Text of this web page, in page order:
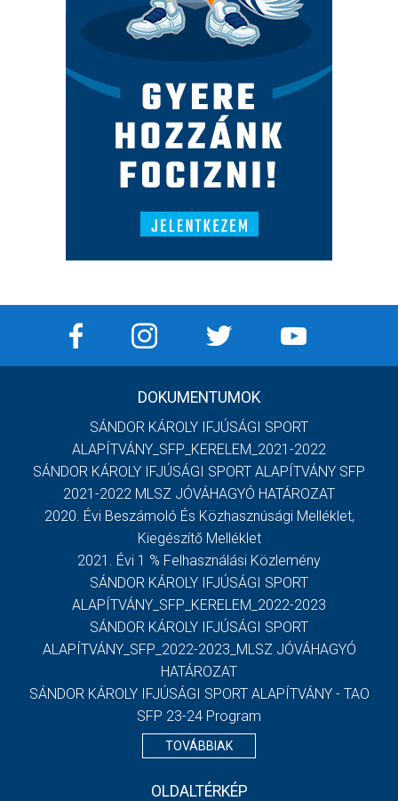
DOKUMENTUMOK
SÁNDOR KÁROLY IFJÚSÁGI SPORT
ALAPÍTVÁNY_SFP_KERELEM_2021-2022
SÁNDOR KÁROLY IFJÚSÁGI SPORT ALAPÍTVÁNY SFP
2021-2022 MLSZ JÓVÁHAGYÓ HATÁROZAT
2020. Évi Beszámoló És Közhasznúsági Melléklet,
Kiegészítő Melléklet
2021. Évi 1 % Felhasználási Közlemény
SÁNDOR KÁROLY IFJÚSÁGI SPORT
ALAPÍTVÁNY_SFP_KERELEM_2022-2023
SÁNDOR KÁROLY IFJÚSÁGI SPORT
ALAPÍTVÁNY_SFP_2022-2023_MLSZ JÓVÁHAGYÓ
HATÁROZAT
SÁNDOR KÁROLY IFJÚSÁGI SPORT ALAPÍTVÁNY - TAO
SFP 23-24 Program
TOVÁBBIAK
OLDALTÉRKÉP